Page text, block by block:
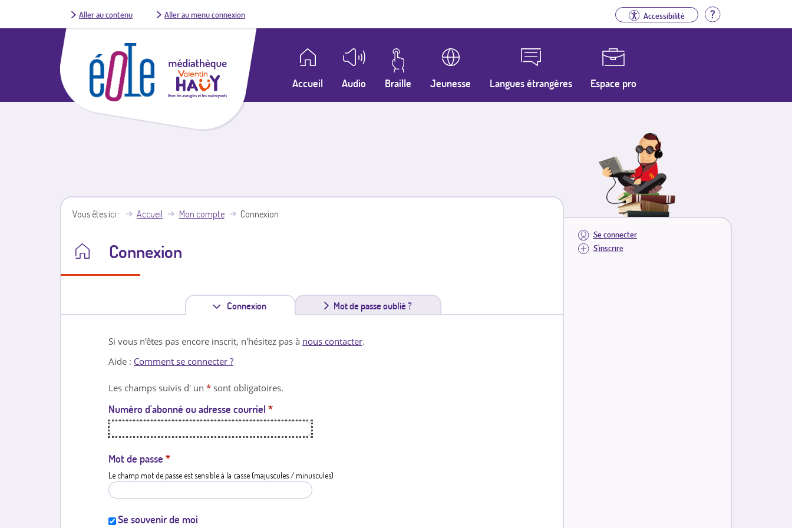
Aller au contenu Aller au menu connexion Accessibilité Aide
Accueil Audio Braille Jeunesse Langues étrangères Espace pro
Se connecter
S'inscrire
Vous êtes ici Accueil Mon compte Connexion
Connexion
Connexion
n
l
e
Mot de passe oublié ?
Si vous n'êtes pas encore inscrit, n'hésitez pas à nous contacter.
Aide : Comment se connecter ?
Les champs suivis d' un * sont obligatoires.
Numéro d'abonné ou adresse courriel *
Mot de passe *
Le champ mot de passe est sensible à la casse (majuscules / minuscules)
Se souvenir de moi